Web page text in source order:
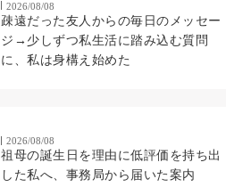
2026/08/08
疎遠だった友人からの毎日のメッセー
ジ→少しずつ私生活に踏み込む質問
に、私は身構え始めた
2026/08/08
祖母の誕生日を理由に低評価を持ち出
した私へ、事務局から届いた案内